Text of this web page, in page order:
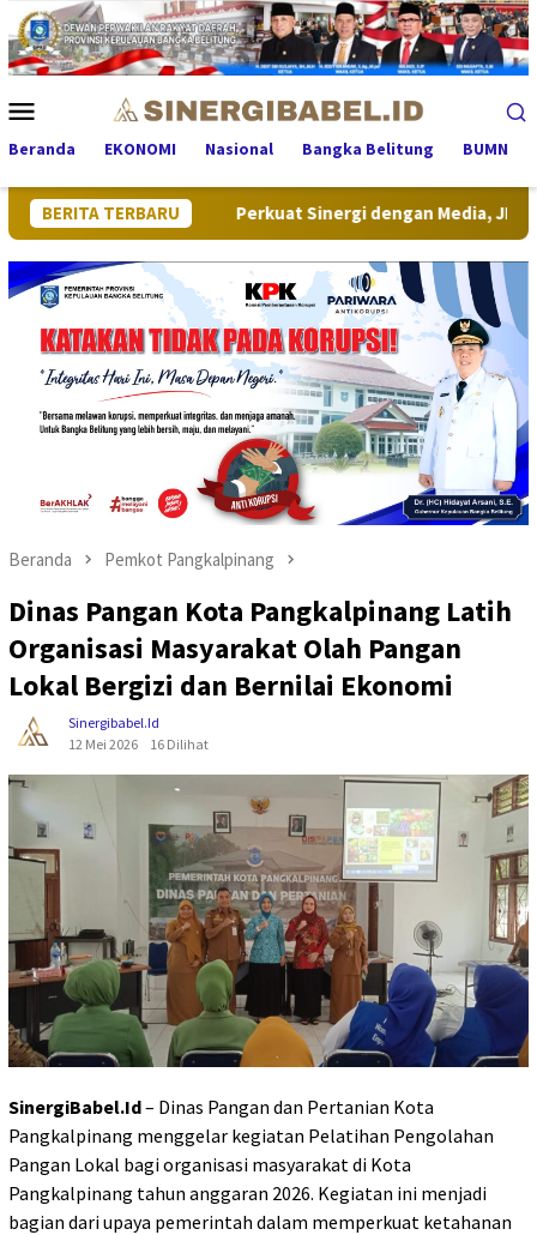
Loncat
ke
konten
Menu
Mobile
Beranda EKONOMI Nasional Bangka Belitung BUMN
BERITA TERBARU
Stabil Perkuat Sinergi dengan Media, JNE
Beranda Pemkot Pangkalpinang
Dinas Pangan Kota Pangkalpinang Latih
Organisasi Masyarakat Olah Pangan
Lokal Bergizi dan Bernilai Ekonomi
Sinergibabel.id
12 Mei 2026
16 Dilihat
SinergiBabel.Id– Dinas Pangan dan Pertanian Kota
Pangkalpinang menggelar kegiatan Pelatihan Pengolahan
Pangan Lokal bagi organisasi masyarakat di Kota
Pangkalpinang tahun anggaran 2026. Kegiatan ini menjadi
bagian dari upaya pemerintah dalam memperkuat ketahanan